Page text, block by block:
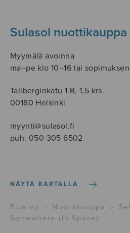
Sulasol nuottikauppa
Myymälä avoinna
ma–pe klo 10–16 tai
Tallberginkatu 1 B, 1,5 krs.
00180 Helsinki
myynti@sulasol.fi
puh. 050 305 6502
NÄYTÄ KARTALLA
Etusivu › Nuottikauppa ›
Somewhere (In Space)